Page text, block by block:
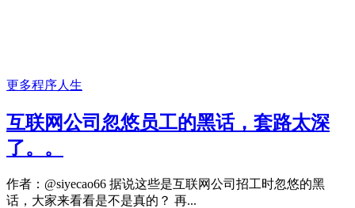
更多程序人生
互联网公司忽悠员工的黑话，套路太深
了。。
作者：@siyecao66 据说这些是互联网公司招工时忽悠的黑
话，大家来看看是不是真的？ 再...